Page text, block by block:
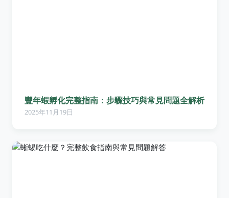
豐年蝦孵化完整指南：步驟技巧與常見問題全解析
2025年11月19日